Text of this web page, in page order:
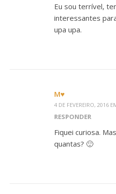
Eu sou terrível,
interessantes
upa upa.
М♥
4 DE FEVEREIRO, 2016
RESPONDER
Fiquei curiosa.
quantas? 🙂